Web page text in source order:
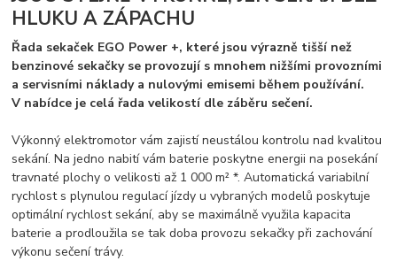
HLUKU A ZÁPACHU
Řada sekaček EGO Power +, které jsou výrazně tišší než
benzinové sekačky se provozují s mnohem nižšími provozními
a servisními náklady a nulovými emisemi během používání.
V nabídce je celá řada velikostí dle záběru sečení.
Výkonný elektromotor vám zajistí neustálou kontrolu nad kvalitou
sekání. Na jedno nabití vám baterie poskytne energii na posekání
travnaté plochy o velikosti až 1 000 m² *. Automatická variabilní
rychlost s plynulou regulací jízdy u vybraných modelů poskytuje
optimální rychlost sekání, aby se maximálně využila kapacita
baterie a prodloužila se tak doba provozu sekačky při zachování
výkonu sečení trávy.